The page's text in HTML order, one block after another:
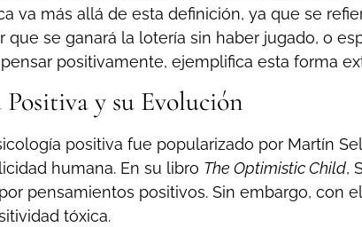
va más allá de esta definición, ya que se
que se ganará la lotería sin haber jugado, o
positivamente, ejemplifica esta forma
Positiva y su Evolución
positiva fue popularizado por Martín
humana. En su libro The Optimistic Child,
pensamientos positivos. Sin embargo, con
tóxica.